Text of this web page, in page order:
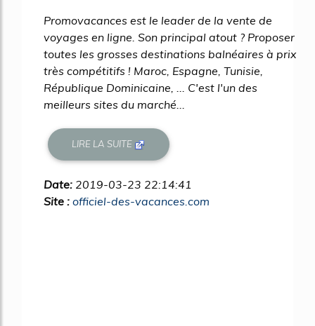
Promovacances est le leader de la vente de
voyages en ligne. Son principal atout ? Proposer
toutes les grosses destinations balnéaires à prix
très compétitifs ! Maroc, Espagne, Tunisie,
République Dominicaine, ... C'est l'un des
meilleurs sites du marché...
LIRE LA SUITE
Date: 2019-03-23 22:14:41
Site : officiel-des-vacances.com